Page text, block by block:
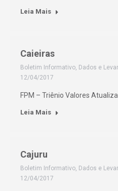
Leia Mais
Caieiras
Boletim Informativo, Dados e
12/04/2017
FPM – Triênio Valores
Leia Mais
Cajuru
Boletim Informativo, Dados e
12/04/2017